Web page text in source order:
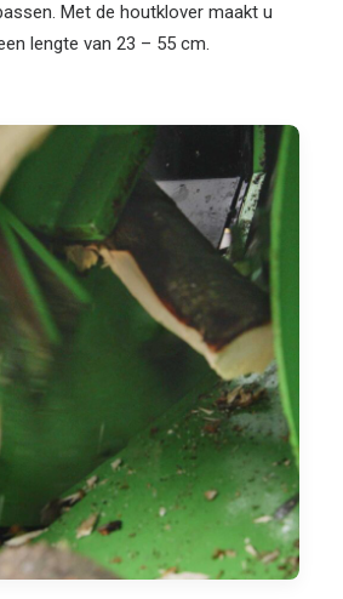
Met de houtklover maakt u
lengte van 23 – 55 cm.